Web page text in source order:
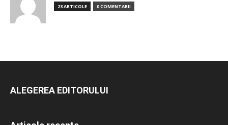
23 ARTICOLE 0 COMENTARII
ALEGEREA EDITORULUI